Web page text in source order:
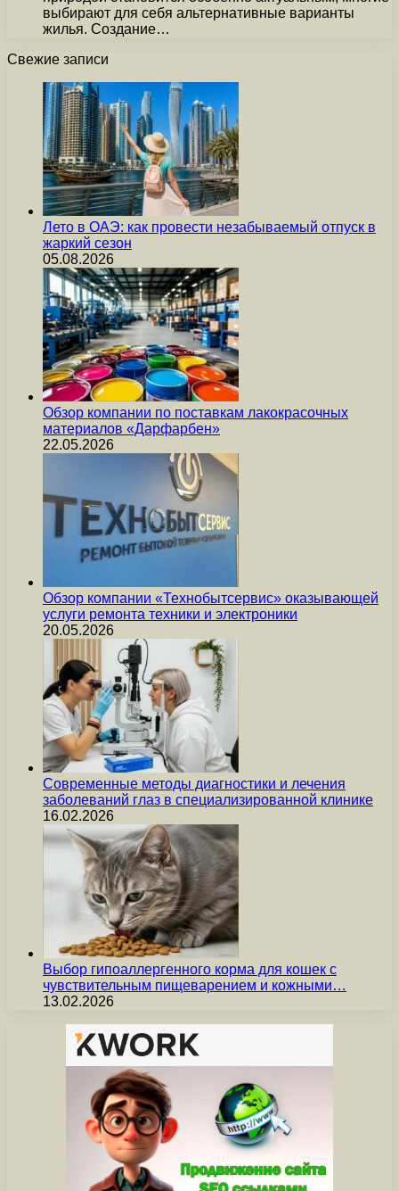
выбирают для себя альтернативные варианты
жилья. Создание…
Свежие записи
Лето в ОАЭ: как провести незабываемый отпуск в
жаркий сезон
05.08.2026
Обзор компании по поставкам лакокрасочных
материалов «Дарфарбен»
22.05.2026
Обзор компании «Технобытсервис» оказывающей
услуги ремонта техники и электроники
20.05.2026
Современные методы диагностики и лечения
заболеваний глаз в специализированной клинике
16.02.2026
Выбор гипоаллергенного корма для кошек с
чувствительным пищеварением и кожными…
13.02.2026